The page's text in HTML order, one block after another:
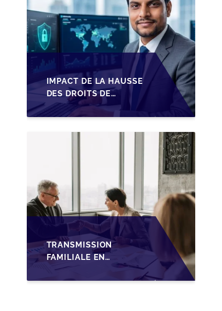
IMPACT DE LA HAUSSE
DES DROITS DE
SUCCESSION EN
WALLONIE SUR LA
TRANSMISSION
TRANSMISSION
FAMILIALE EN
WALLONIE :
NOUVELLES